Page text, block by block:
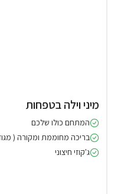
מיני וילה בטפחות
המתחם כולו שלכם
בריכה מחוממת ומקורה (
ג'קוזי חיצוני